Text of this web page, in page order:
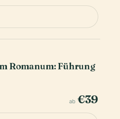
Romanum: Führung
ab €39